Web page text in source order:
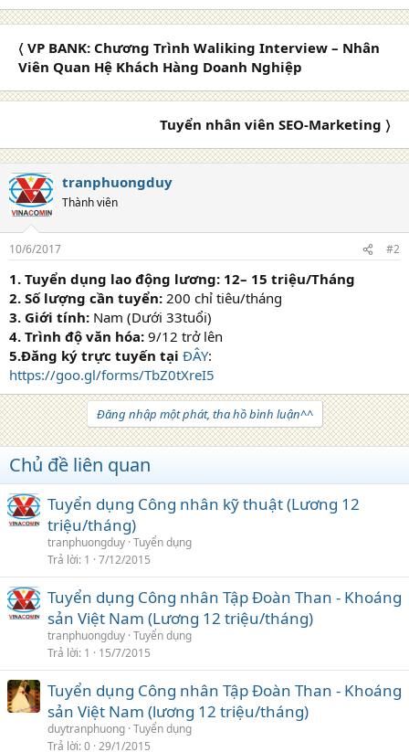
〈 VP BANK: Chương Trình Waliking Interview – Nhân
Viên Quan Hệ Khách Hàng Doanh Nghiệp
Tuyển nhân viên SEO-Marketing 〉
tranphuongduy
Thành viên
10/6/2017 #2
1. Tuyển dụng lao động lương: 12– 15 triệu/Tháng
2. Số lượng cần tuyển: 200 chỉ tiêu/tháng
3. Giới tính: Nam (Dưới 33tuổi)
4. Trình độ văn hóa: 9/12 trở lên
5.Đăng ký trực tuyến tại ĐÂY:
https://goo.gl/forms/TbZ0tXreI5
Đăng nhập một phát, tha hồ bình luận^^
Chủ đề liên quan
Tuyển dụng Công nhân kỹ thuật (Lương 12
triệu/tháng)
tranphuongduy Tuyển dụng
Trả lời 1 7/12/2015
Tuyển dụng Công nhân Tập Đoàn Than - Khoáng
sản Việt Nam (Lương 12 triệu/tháng)
tranphuongduy Tuyển dụng
Trả lời 1 15/7/2015
Tuyển dụng Công nhân Tập Đoàn Than - Khoáng
sản Việt Nam (lương 12 triệu/tháng)
duytranphuong Tuyển dụng
Trả lời 0 29/1/2015